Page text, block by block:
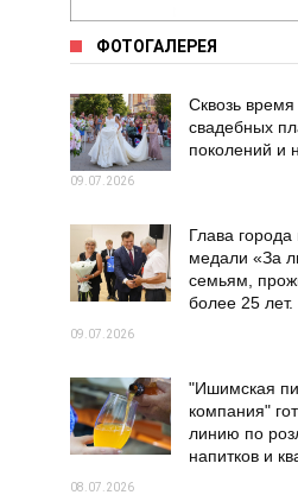
ФОТОГАЛЕРЕЯ
Сквозь
свадебных
поколений и
09.07.2026
Глава
медали «За
семьям,
более 25 лет.
09.07.2026
"Ишимская
компания"
линию по
напитков и
08.07.2026